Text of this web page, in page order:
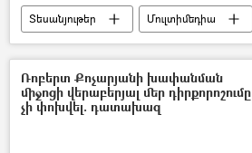
Տեսանյութեր Մուլտիմեդիա
Ռոբերտ Քոչարյանի խափանման
միջոցի վերաբերյալ մեր դիրքորոշումը
չի փոխվել. դատախազ